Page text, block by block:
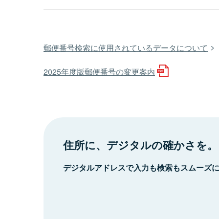
郵便番号検索に使用されているデータについて
2025年度版郵便番号の変更案内
住所に、デジタルの確かさを。
デジタルアドレスで入力も検索もスムーズ